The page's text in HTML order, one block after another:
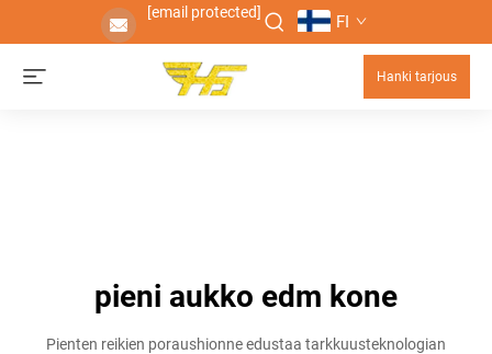
[email protected] FI
Hanki tarjous
pieni aukko edm kone
Pienten reikien poraushionne edustaa tarkkuusteknologian